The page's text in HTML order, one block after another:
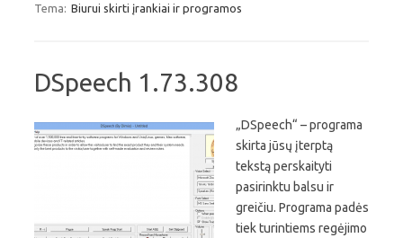
Tema: Biurui skirti įrankiai ir programos
DSpeech 1.73.308
„DSpeech“ – programa
skirta jūsų įterptą
tekstą perskaityti
pasirinktu balsu ir
greičiu. Programa padės
tiek turintiems regėjimo